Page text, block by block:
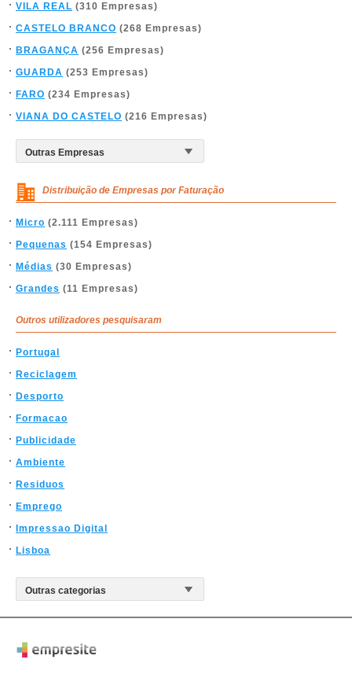
VILA REAL (310 Empresas)
CASTELO BRANCO (268 Empresas)
BRAGANÇA (256 Empresas)
GUARDA (253 Empresas)
FARO (234 Empresas)
VIANA DO CASTELO (216 Empresas)
Distribuição de Empresas por Faturação
Micro (2.111 Empresas)
Pequenas (154 Empresas)
Médias (30 Empresas)
Grandes (11 Empresas)
Outros utilizadores pesquisaram
Portugal
Reciclagem
Desporto
Formacao
Publicidade
Ambiente
Residuos
Emprego
Impressao Digital
Lisboa